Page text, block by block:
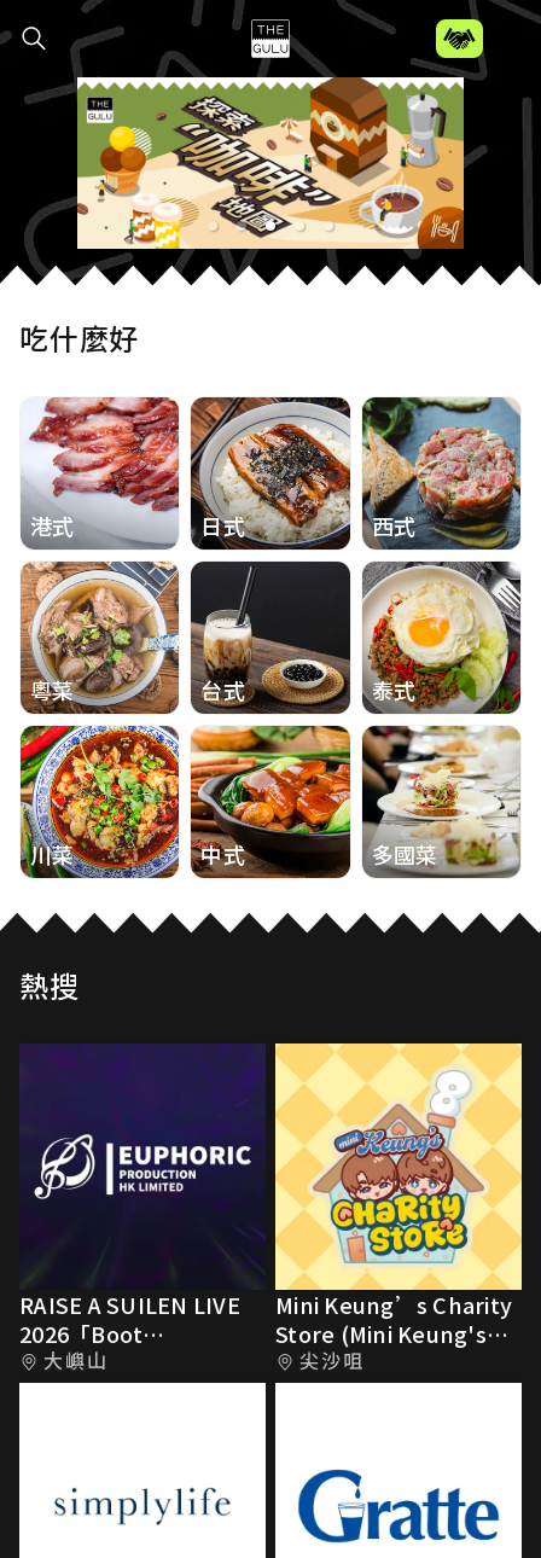
吃什麼好
港式 日式 西式
粵菜 台式 泰式
川菜 中式 多國菜
熱搜
RAISE A SUILEN LIVE
2026「Boot
IGNITION」
大嶼山
Mini Keung’s Charity
Store (Mini Keung's
Food Hall)
尖沙咀
THE GULU